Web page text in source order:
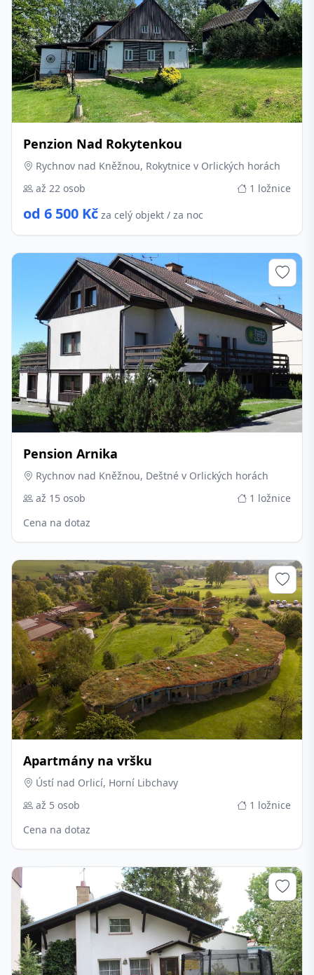
Penzion Nad Rokytenkou
Rychnov nad Kněžnou, Rokytnice v Orlických horách
až 22 osob
1 ložnice
od 6 500 Kč za celý objekt / za noc
Pension Arnika
Rychnov nad Kněžnou, Deštné v Orlických horách
až 15 osob
1 ložnice
Cena na dotaz
Apartmány na vršku
Ústí nad Orlicí, Horní Libchavy
až 5 osob
1 ložnice
Cena na dotaz